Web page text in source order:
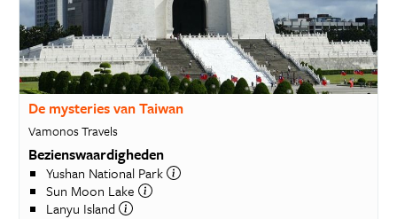
De mysteries van Taiwan
Vamonos Travels
Bezienswaardigheden
Yushan National Park
Sun Moon Lake
Lanyu Island